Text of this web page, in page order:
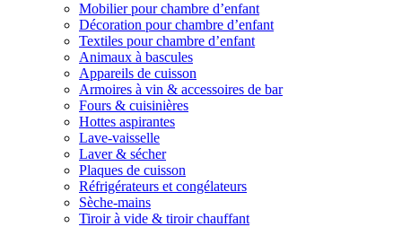
Mobilier pour chambre d’enfant
Décoration pour chambre d’enfant
Textiles pour chambre d’enfant
Animaux à bascules
Appareils de cuisson
Armoires à vin & accessoires de bar
Fours & cuisinières
Hottes aspirantes
Lave-vaisselle
Laver & sécher
Plaques de cuisson
Réfrigérateurs et congélateurs
Sèche-mains
Tiroir à vide & tiroir chauffant